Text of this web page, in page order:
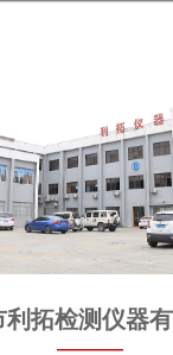
利拓检测仪器
————